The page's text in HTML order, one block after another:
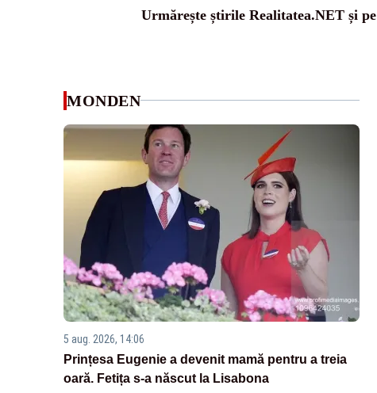
Urmărește știrile Realitatea.NET și pe
MONDEN
5 aug. 2026, 14:06
Prințesa Eugenie a devenit mamă pentru a treia
oară. Fetița s-a născut la Lisabona